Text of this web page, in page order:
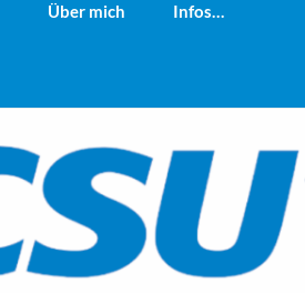
Über mich Infos…